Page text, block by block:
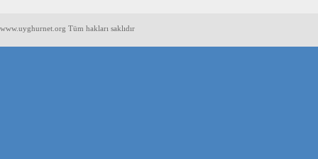
www.uyghurnet.org Tüm hakları saklıdır